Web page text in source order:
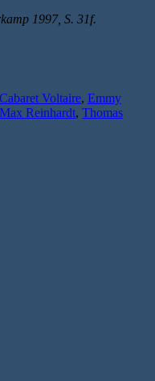
1997, S. 31f.
Cabaret Voltaire, Emmy
Max Reinhardt, Thomas